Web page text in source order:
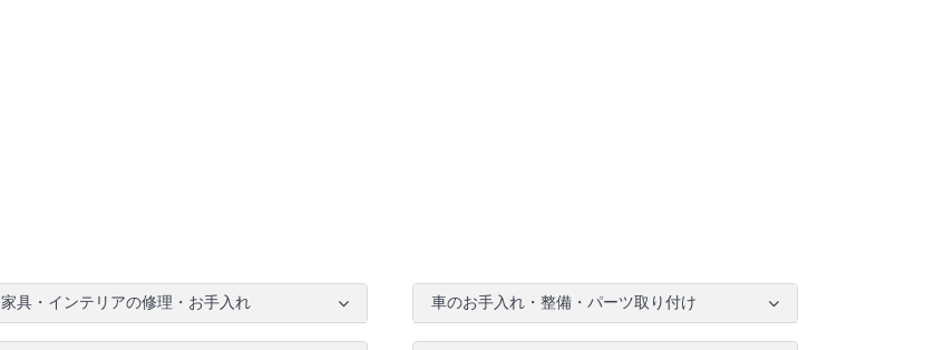
家具・インテリアの修理・お手入れ 車のお手入れ・整備・パーツ取り付け